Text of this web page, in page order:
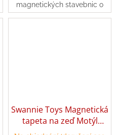
magnetických stavebnic o
vertikální stavění. Instalace je
Swannie Toys Magnetická
tapeta na zeď Motýl
100x80 cm